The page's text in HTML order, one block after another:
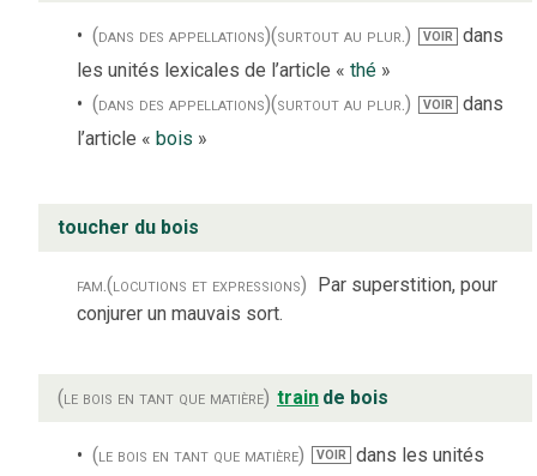
(dans des appellations)(surtout au plur.) VOIR
dans
les unités lexicales de l’article « thé »
(dans des appellations)(surtout au plur.) VOIR dans
l’article « bois »
toucher du bois
fam. (locutions et expressions) Par superstition, pour
conjurer un mauvais sort.
(le bois en tant que matière) train de bois
(le bois en tant que matière) VOIR
dans les unités